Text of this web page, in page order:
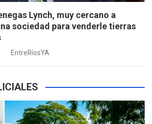
Lynch, muy cercano a
sociedad para venderle tierras
EntreRíosYA